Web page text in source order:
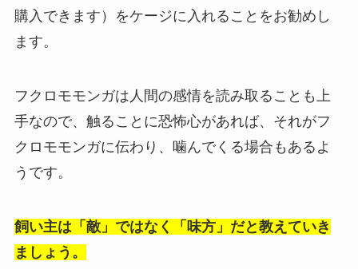
購入できます）をケージに入れることをお勧めし
ます。
フクロモモンガは人間の感情を読み取ることも上
手なので、触ることに恐怖心があれば、それがフ
クロモモンガに伝わり、噛んでくる場合もあるよ
うです。
飼い主は「敵」ではなく「味方」だと教えていき
ましょう。